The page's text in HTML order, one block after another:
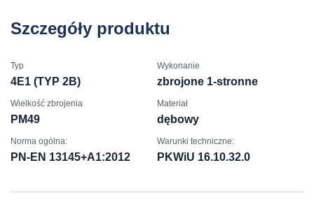
Szczegóły produktu
Typ
4E1 (TYP 2B)
Wykonanie
zbrojone 1-stronne
Wielkość zbrojenia
PM49
Materiał
dębowy
Norma ogólna:
PN-EN 13145+A1:2012
Warunki techniczne:
PKWiU 16.10.32.0